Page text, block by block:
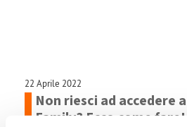
22 Aprile 2022
Non riesci ad accedere
Family? Ecco come fare!